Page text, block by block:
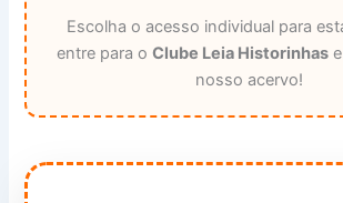
Escolha o acesso individual para
entre para o Clube Leia Historinhas
nosso acervo!